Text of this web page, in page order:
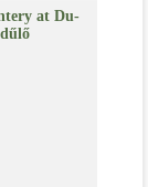
at Du­